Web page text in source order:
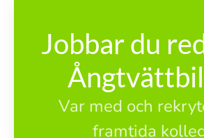
Jobbar du
Var med och
framtida